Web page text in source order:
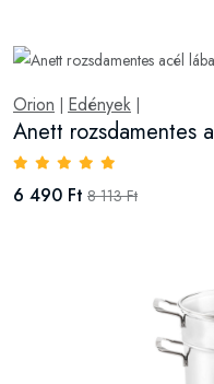
Orion | Edények |
Anett rozsdamentes
6 490 Ft 8 113 Ft